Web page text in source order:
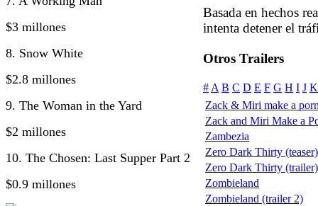
$3 millones
8. Snow White
$2.8 millones
9. The Woman in the Yard
$2 millones
10. The Chosen: Last Supper Part 2
$0.9 millones
Basada en hechos
intenta detener el
Otros Trailers
# A B C D E F G H I J K
Zack & Miri make a
Zack and Miri Make a
Zambezia
Zero Dark Thirty (teaser)
Zero Dark Thirty (trailer)
Zombieland
Zombieland (trailer 2)